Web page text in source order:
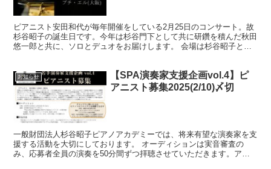
ピアニスト安田和代が毎年開催をしている2月25日のコンサート。故
杉谷昭子の誕生日です。今年は杉谷門下として共に研鑽を積んだ秋田
悠一郎と共に、ソロとデュオをお届けします。 会場は杉谷昭子と安
お知らせ
【SPA演奏家支援企画vol.4】ピ
アニスト募集2025(2/10)〆切
一般財団法人杉谷昭子ピアノアカデミーでは、将来有望な演奏家を支
援する活動を大切にしております。 オーディションは実音審査の
み、応募者全員の演奏を50分間ずつ拝聴させていただきます。アッ